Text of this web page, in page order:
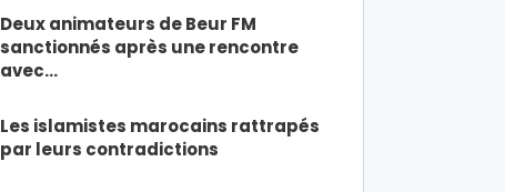
Deux animateurs de Beur FM
sanctionnés après une rencontre
avec…
Les islamistes marocains rattrapés
par leurs contradictions